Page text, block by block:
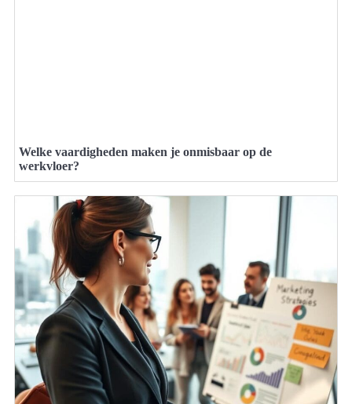
Welke vaardigheden maken je onmisbaar op de
werkvloer?